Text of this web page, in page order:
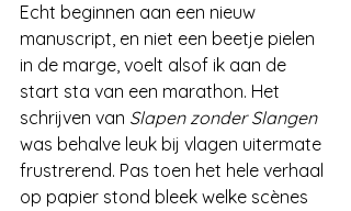
Echt beginnen aan een nieuw
manuscript, en niet een beetje pielen
in de marge, voelt alsof ik aan de
start sta van een marathon. Het
schrijven van Slapen zonder Slangen
was behalve leuk bij vlagen uitermate
frustrerend. Pas toen het hele verhaal
op papier stond bleek welke scènes